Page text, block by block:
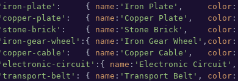
'iron-plate' :     { name : 'Iron Plate' , color :
'copper-plate' :   { name : 'Copper Plate' , color :
'stone-brick' :    { name : 'Stone Brick' , color :
'iron-gear-wheel' :{ name : 'Iron Gear Wheel' , color :
'copper-cable' :   { name : 'Copper Cable' , color :
'electronic-circuit' :{ name : 'Electronic Circuit' ,
'transport-belt' : { name : 'Transport Belt' , color :